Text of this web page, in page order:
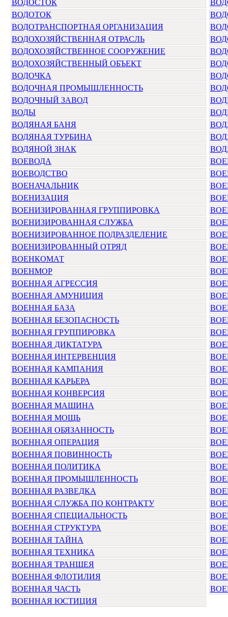
ВОДОСТОК
ВОДОТОК
ВОДОТРАНСПОРТНАЯ ОРГАНИЗАЦИЯ
ВОДОХОЗЯЙСТВЕННАЯ ОТРАСЛЬ
ВОДОХОЗЯЙСТВЕННОЕ СООРУЖЕНИЕ
ВОДОХОЗЯЙСТВЕННЫЙ ОБЪЕКТ
ВОДОЧКА
ВОДОЧНАЯ ПРОМЫШЛЕННОСТЬ
ВОДОЧНЫЙ ЗАВОД
ВОДЫ
ВОДЯНАЯ БАНЯ
ВОДЯНАЯ ТУРБИНА
ВОДЯНОЙ ЗНАК
ВОЕВОДА
ВОЕВОДСТВО
ВОЕНАЧАЛЬНИК
ВОЕНИЗАЦИЯ
ВОЕНИЗИРОВАННАЯ ГРУППИРОВКА
ВОЕНИЗИРОВАННАЯ СЛУЖБА
ВОЕНИЗИРОВАННОЕ ПОДРАЗДЕЛЕНИЕ
ВОЕНИЗИРОВАННЫЙ ОТРЯД
ВОЕНКОМАТ
ВОЕНМОР
ВОЕННАЯ АГРЕССИЯ
ВОЕННАЯ АМУНИЦИЯ
ВОЕННАЯ БАЗА
ВОЕННАЯ БЕЗОПАСНОСТЬ
ВОЕННАЯ ГРУППИРОВКА
ВОЕННАЯ ДИКТАТУРА
ВОЕННАЯ ИНТЕРВЕНЦИЯ
ВОЕННАЯ КАМПАНИЯ
ВОЕННАЯ КАРЬЕРА
ВОЕННАЯ КОНВЕРСИЯ
ВОЕННАЯ МАШИНА
ВОЕННАЯ МОЩЬ
ВОЕННАЯ ОБЯЗАННОСТЬ
ВОЕННАЯ ОПЕРАЦИЯ
ВОЕННАЯ ПОВИННОСТЬ
ВОЕННАЯ ПОЛИТИКА
ВОЕННАЯ ПРОМЫШЛЕННОСТЬ
ВОЕННАЯ РАЗВЕДКА
ВОЕННАЯ СЛУЖБА ПО КОНТРАКТУ
ВОЕННАЯ СПЕЦИАЛЬНОСТЬ
ВОЕННАЯ СТРУКТУРА
ВОЕННАЯ ТАЙНА
ВОЕННАЯ ТЕХНИКА
ВОЕННАЯ ТРАНШЕЯ
ВОЕННАЯ ФЛОТИЛИЯ
ВОЕННАЯ ЧАСТЬ
ВОЕННАЯ ЮСТИЦИЯ